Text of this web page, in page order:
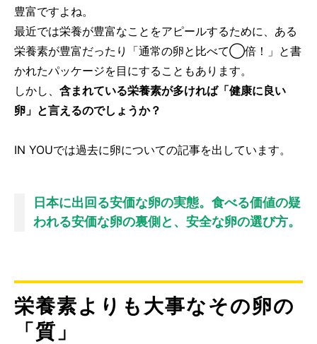
豊富ですよね。
最近では栄養が豊富なことをアピールするために、ある
栄養素が豊富だったり「通常の卵と比べて◯倍！」と書
かれたパッケージを目にすることもあります。
しかし、 含まれている栄養素が多ければ「健康に良い
卵」と言えるのでしょうか？
IN YOUでは過去に卵についての記事を出しています。
日本に出回る安価な卵の実態。食べる価値の疑
われる安価な卵の裏側と、安全な卵の選び方。
栄養素よりも大事なその卵の
「質」